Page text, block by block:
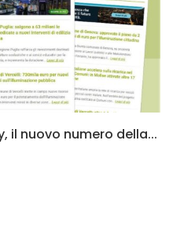
il nuovo numero della...